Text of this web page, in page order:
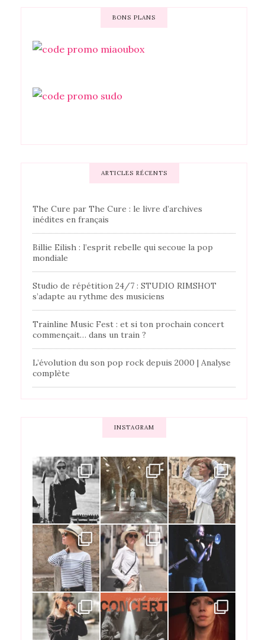
BONS PLANS
ARTICLES RÉCENTS
The Cure par The Cure : le livre d’archives
inédites en français
Billie Eilish : l’esprit rebelle qui secoue la pop
mondiale
Studio de répétition 24/7 : STUDIO RIMSHOT
s’adapte au rythme des musiciens
Trainline Music Fest : et si ton prochain concert
commençait… dans un train ?
L’évolution du son pop rock depuis 2000 | Analyse
complète
INSTAGRAM